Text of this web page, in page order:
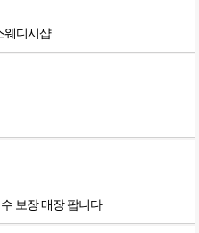
웨디시샵.
보장 매장 팝니다